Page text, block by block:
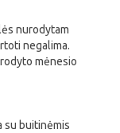
nurodytam
negalima.
mėnesio
su buitinėmis